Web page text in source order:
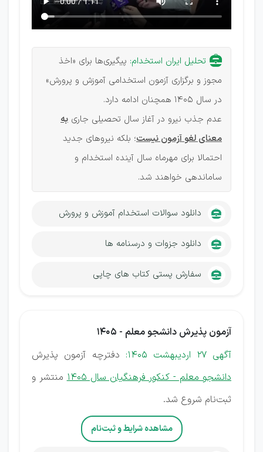
تحلیل ایران استخدام: پیگیری‌ها برای «اخذ
مجوز و برگزاری آزمون استخدامی آموزش و پرورش»
در سال 1405 همچنان ادامه دارد.
عدم جذب نیرو در آغاز سال تحصیلی جاری به
معنای لغو آزمون نیست؛ بلکه نیروهای جدید
احتمالا برای مهرماه سال آینده استخدام و
ساماندهی خواهند شد.
دانلود سوالات استخدام آموزش و پرورش
دانلود جزوات و درسنامه ها
سفارش پستی کتاب های چاپی
آزمون پذیرش دانشجو معلم - 1405
آگهی 27 اردیبهشت 1405:
دفترچه آزمون پذیرش
دانشجو معلم - کنکور فرهنگیان سال 1405
منتشر و
ثبت‌نام شروع شد.
مشاهده شرایط و ثبت‌نام